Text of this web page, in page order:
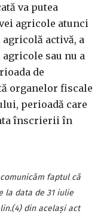
va putea
agricole atunci
activă, a
sau nu a
de
organelor fiscale
perioadă care
înscrierii în
faptul că
la data de 31 iulie
din acelaşi act